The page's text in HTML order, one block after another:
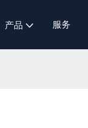
产品 服务